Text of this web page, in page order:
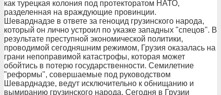
как турецкая колония под протекторатом НАТО,
разделенная на враждующие провинции.
Шеварднадзе в ответе за геноцид грузинского народа,
который он лично устроил по указке западных "спецов". В
результате преступной экономической политики,
проводимой сегодняшним режимом, Грузия оказалась на
грани непоправимой катастрофы, которая может
обойтись в потерю государственности. Семилетние
"реформы", совершаемые под руководством
Шеварднадзе, ведут исключительно к обнищанию и
вымиранию грузинского народа. Сегодня в Грузии